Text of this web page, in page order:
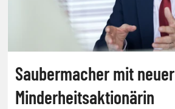
Saubermacher mit neuer
Minderheitsaktionärin